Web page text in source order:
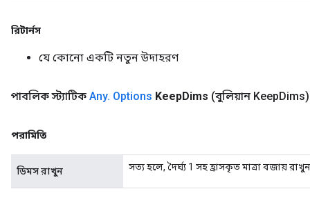
রিটার্নস
যে কোনো একটি নতুন উদাহরণ
পাবলিক স্ট্যাটিক Any. Options KeepDims (বুলিয়ান KeepDims)
পরামিতি
ডিমস রাখুন সত্য হলে, দৈর্ঘ্য 1 সহ হ্রাসকৃত মাত্রা বজায়